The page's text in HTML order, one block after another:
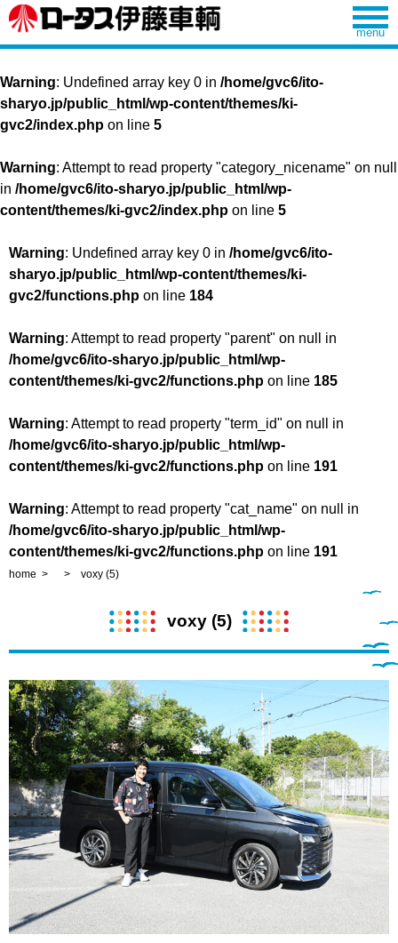
Warning: Undefined array key 0 in /home/gvc6/ito-
sharyo.jp/public_html/wp-content/themes/ki-
gvc2/index.php on line 5
Warning: Attempt to read property "category_nicename" on null
in /home/gvc6/ito-sharyo.jp/public_html/wp-
content/themes/ki-gvc2/index.php on line 5
Warning: Undefined array key 0 in /home/gvc6/ito-
sharyo.jp/public_html/wp-content/themes/ki-
gvc2/functions.php on line 184
Warning: Attempt to read property "parent" on null in
/home/gvc6/ito-sharyo.jp/public_html/wp-
content/themes/ki-gvc2/functions.php on line 185
Warning: Attempt to read property "term_id" on null in
/home/gvc6/ito-sharyo.jp/public_html/wp-
content/themes/ki-gvc2/functions.php on line 191
Warning: Attempt to read property "cat_name" on null in
/home/gvc6/ito-sharyo.jp/public_html/wp-
content/themes/ki-gvc2/functions.php on line 191
home voxy (5)
voxy (5)